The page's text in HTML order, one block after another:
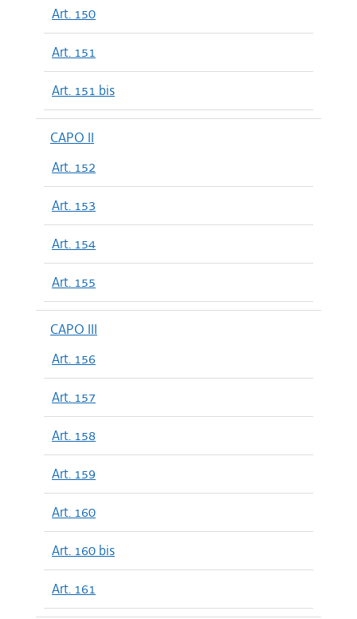
Art. 150
Art. 151
Art. 151 bis
CAPO II
Art. 152
Art. 153
Art. 154
Art. 155
CAPO III
Art. 156
Art. 157
Art. 158
Art. 159
Art. 160
Art. 160 bis
Art. 161